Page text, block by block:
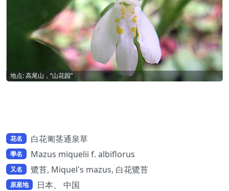
地点: 高尾山，“山花园”
花名 白花匍茎通泉草
學名 Mazus miquelii f. albiflorus
又名 鷺苔, Miquel's mazus, 白花鷺苔
原産地 日本、 中国